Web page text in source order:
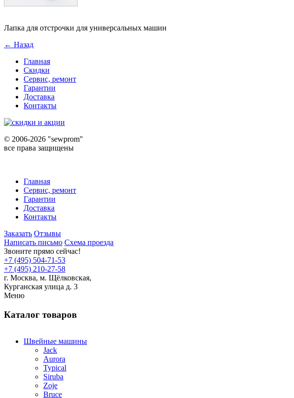
Лапка для отстрочки для универсальных машин
← Назад
Главная
Скидки
Сервис, ремонт
Гарантии
Доставка
Контакты
© 2006-2026 "sewprom"
все права защищены
Главная
Сервис, ремонт
Гарантии
Доставка
Контакты
Заказать Отзывы
Написать письмо Схема проезда
Звоните прямо сейчас!
+7 (495) 504-71-53
+7 (495) 210-27-58
г. Москва, м. Щёлковская,
Курганская улица д. 3
Меню
Каталог товаров
Швейные машины
Jack
Aurora
Typical
Siruba
Zoje
Bruce